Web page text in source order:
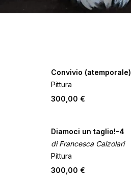
Convivio (atemporale)
Pittura
300,00 €
Diamoci un taglio!-4
di Francesca Calzolari
Pittura
300,00 €